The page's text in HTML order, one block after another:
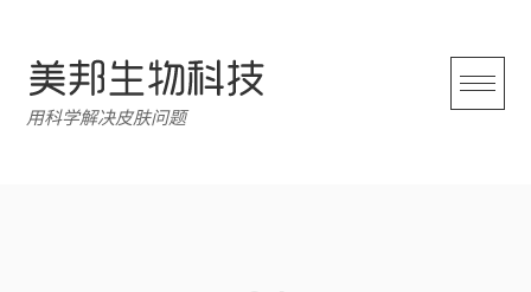
用科学解决皮肤问题